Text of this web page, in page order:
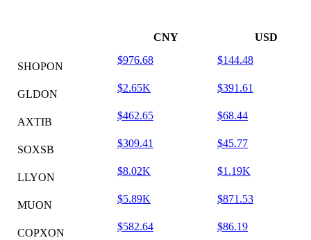
CNY USD
SHOPON
$976.68 $144.48
GLDON
$2.65K $391.61
AXTIB
$462.65 $68.44
SOXSB
$309.41 $45.77
LLYON
$8.02K $1.19K
MUON
$5.89K $871.53
COPXON
$582.64 $86.19